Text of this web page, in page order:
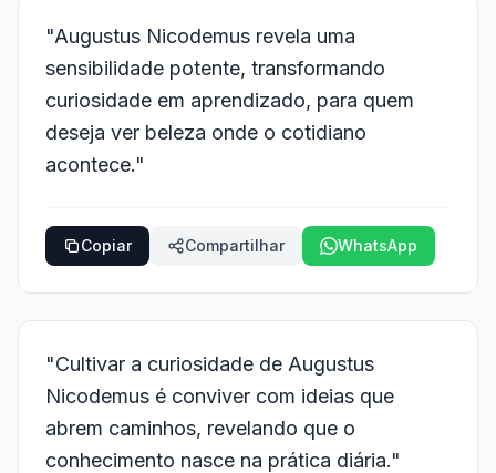
"Augustus Nicodemus revela uma
sensibilidade potente, transformando
curiosidade em aprendizado, para quem
deseja ver beleza onde o cotidiano
acontece."
Copiar Compartilhar WhatsApp
"Cultivar a curiosidade de Augustus
Nicodemus é conviver com ideias que
abrem caminhos, revelando que o
conhecimento nasce na prática diária."